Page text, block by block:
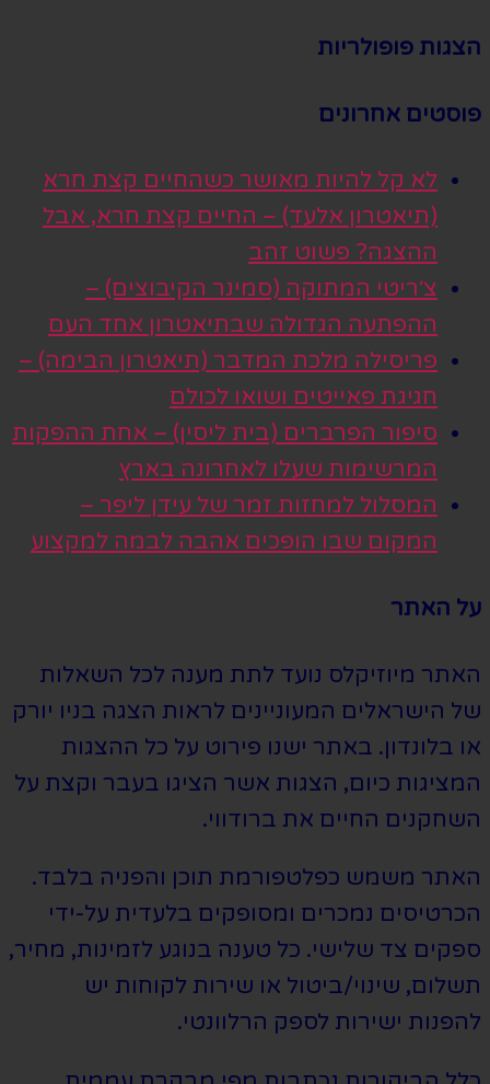
הצגות פופולריות
פוסטים אחרונים
לא קל להיות מאושר כשהחיים קצת חרא
(תיאטרון אלעד) – החיים קצת חרא, אבל
ההצגה? פשוט זהב
צ׳ריטי המתוקה (סמינר הקיבוצים) –
ההפתעה הגדולה שבתיאטרון אחד העם
פריסילה מלכת המדבר (תיאטרון הבימה) –
חגיגת פאייטים ושואו לכולם
סיפור הפרברים (בית ליסין) – אחת ההפקות
המרשימות שעלו לאחרונה בארץ
המסלול למחזות זמר של עידן ליפר –
המקום שבו הופכים אהבה לבמה למקצוע
על האתר
האתר מיוזיקלס נועד לתת מענה לכל השאלות
של הישראלים המעוניינים לראות הצגה בניו יורק
או בלונדון. באתר ישנו פירוט על כל ההצגות
המציגות כיום, הצגות אשר הציגו בעבר וקצת על
השחקנים החיים את ברודווי.
האתר משמש כפלטפורמת תוכן והפניה בלבד.
הכרטיסים נמכרים ומסופקים בלעדית על-ידי
ספקים צד שלישי. כל טענה בנוגע לזמינות, מחיר,
תשלום, שינוי/ביטול או שירות לקוחות יש
להפנות ישירות לספק הרלוונטי.